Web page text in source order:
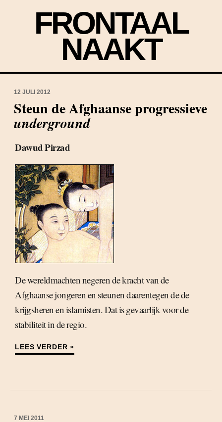
FRONTAAL
NAAKT
12 JULI 2012
Steun de Afghaanse progressieve
underground
Dawud Pirzad
De wereldmachten negeren de kracht van de
Afghaanse jongeren en steunen daarentegen de de
krijgsheren en islamisten. Dat is gevaarlijk voor de
stabiliteit in de regio.
LEES VERDER »
7 MEI 2011